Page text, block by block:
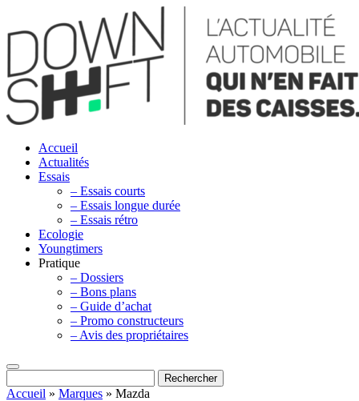
Accueil
Actualités
Essais
– Essais courts
– Essais longue durée
– Essais rétro
Ecologie
Youngtimers
Pratique
– Dossiers
– Bons plans
– Guide d’achat
– Promo constructeurs
– Avis des propriétaires
Accueil » Marques » Mazda